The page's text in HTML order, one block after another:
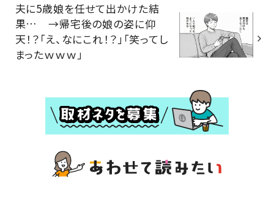
夫に5歳娘を任せて出かけた結
果… →帰宅後の娘の姿に仰
天！？「え、なにこれ！？」「笑ってし
まったｗｗｗ」